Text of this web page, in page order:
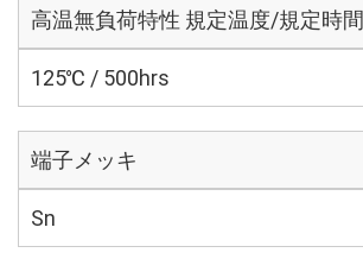
高温無負荷特性 規定温度/規定時間
125℃ / 500hrs
端子メッキ
Sn